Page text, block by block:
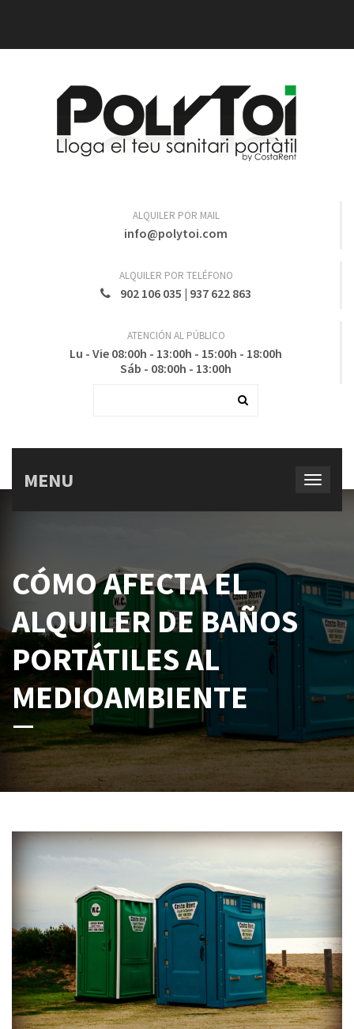
ALQUILER POR MAIL
info@polytoi.com
ALQUILER POR TELÉFONO
902 106 035 | 937 622 863
ATENCIÓN AL PÚBLICO
Lu - Vie 08:00h - 13:00h - 15:00h - 18:00h
Sáb - 08:00h - 13:00h
MENU
CÓMO AFECTA EL
ALQUILER DE BAÑOS
PORTÁTILES AL
MEDIOAMBIENTE